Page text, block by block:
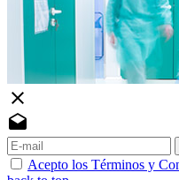
close
drafts
Acepto los Términos y